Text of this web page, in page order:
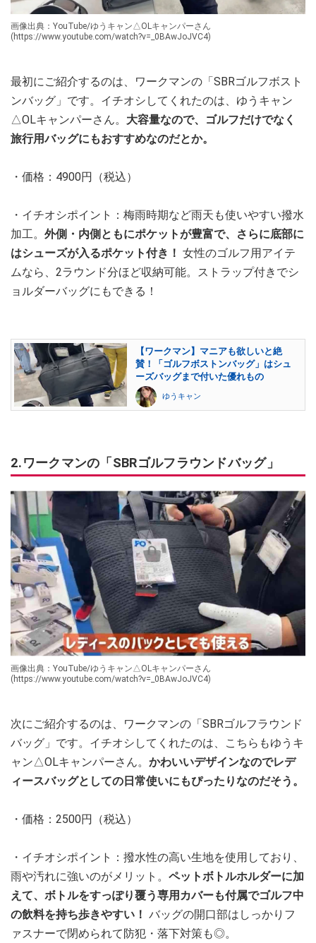
画像出典：YouTube/ゆうキャン△OLキャンパーさん
(https://www.youtube.com/watch?v=_0BAwJoJVC4)
最初にご紹介するのは、ワークマンの「SBRゴルフボスト
ンバッグ」です。イチオシしてくれたのは、ゆうキャン
△OLキャンパーさん。 大容量なので、ゴルフだけでなく
旅行用バッグにもおすすめなのだとか。
・価格：4900円（税込）
・イチオシポイント：梅雨時期など雨天も使いやすい撥水
加工。 外側・内側ともにポケットが豊富で、さらに底部に
はシューズが入るポケット付き！ 女性のゴルフ用アイテ
ムなら、2ラウンド分ほど収納可能。ストラップ付きでシ
ョルダーバッグにもできる！
【ワークマン】マニアも欲しいと絶
賛！「ゴルフボストンバッグ」はシュ
ーズバッグまで付いた優れもの
ゆうキャン
2.ワークマンの「SBRゴルフラウンドバッグ」
画像出典：YouTube/ゆうキャン△OLキャンパーさん
(https://www.youtube.com/watch?v=_0BAwJoJVC4)
次にご紹介するのは、ワークマンの「SBRゴルフラウンド
バッグ」です。イチオシしてくれたのは、こちらもゆうキ
ャン△OLキャンパーさん。 かわいいデザインなのでレデ
ィースバッグとしての日常使いにもぴったりなのだそう。
・価格：2500円（税込）
・イチオシポイント：撥水性の高い生地を使用しており、
雨や汚れに強いのがメリット。 ペットボトルホルダーに加
えて、ボトルをすっぽり覆う専用カバーも付属でゴルフ中
の飲料を持ち歩きやすい！ バッグの開口部はしっかりフ
ァスナーで閉められて防犯・落下対策も◎。